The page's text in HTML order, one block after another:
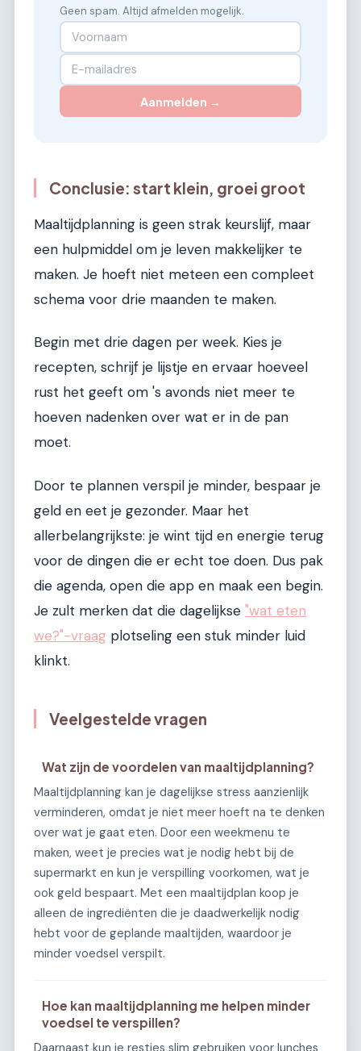
Geen spam. Altijd afmelden mogelijk.
Aanmelden →
Conclusie: start klein, groei groot
Maaltijdplanning is geen strak keurslijf, maar
een hulpmiddel om je leven makkelijker te
maken. Je hoeft niet meteen een compleet
schema voor drie maanden te maken.
Begin met drie dagen per week. Kies je
recepten, schrijf je lijstje en ervaar hoeveel
rust het geeft om 's avonds niet meer te
hoeven nadenken over wat er in de pan
moet.
Door te plannen verspil je minder, bespaar je
geld en eet je gezonder. Maar het
allerbelangrijkste: je wint tijd en energie terug
voor de dingen die er echt toe doen. Dus pak
die agenda, open die app en maak een begin.
Je zult merken dat die dagelijkse "wat eten
we?"-vraag plotseling een stuk minder luid
klinkt.
Veelgestelde vragen
Wat zijn de voordelen van maaltijdplanning?
Maaltijdplanning kan je dagelijkse stress aanzienlijk
verminderen, omdat je niet meer hoeft na te denken
over wat je gaat eten. Door een weekmenu te
maken, weet je precies wat je nodig hebt bij de
supermarkt en kun je verspilling voorkomen, wat je
ook geld bespaart. Met een maaltijdplan koop je
alleen de ingrediënten die je daadwerkelijk nodig
hebt voor de geplande maaltijden, waardoor je
minder voedsel verspilt.
Hoe kan maaltijdplanning me helpen minder
voedsel te verspillen?
Daarnaast kun je restjes slim gebruiken voor lunches